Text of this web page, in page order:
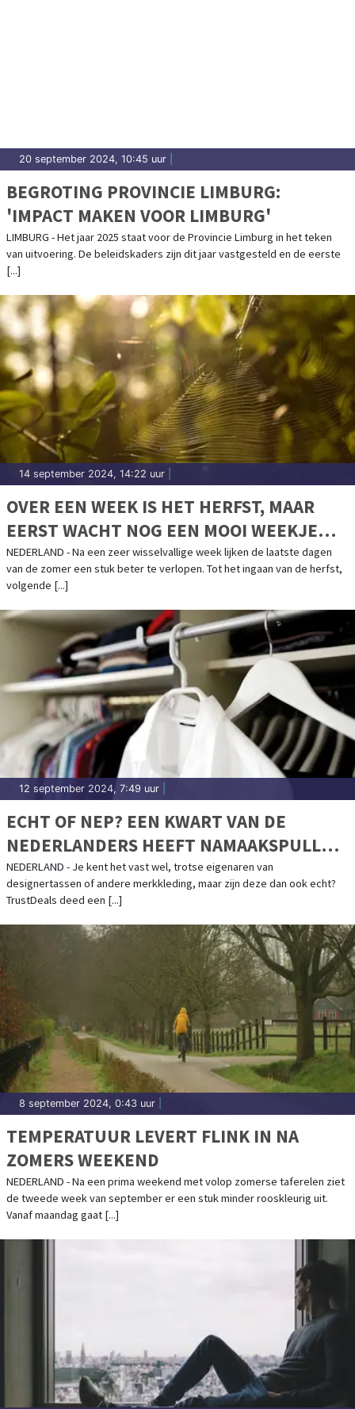
20 september 2024, 10:45 uur
BEGROTING PROVINCIE LIMBURG:
'IMPACT MAKEN VOOR LIMBURG'
LIMBURG - Het jaar 2025 staat voor de Provincie Limburg in het teken
van uitvoering. De beleidskaders zijn dit jaar vastgesteld en de eerste
[...]
14 september 2024, 14:22 uur
OVER EEN WEEK IS HET HERFST, MAAR
EERST WACHT NOG EEN MOOI WEEKJE
NAZOMER
NEDERLAND - Na een zeer wisselvallige week lijken de laatste dagen
van de zomer een stuk beter te verlopen. Tot het ingaan van de herfst,
volgende [...]
12 september 2024, 7:49 uur
ECHT OF NEP? EEN KWART VAN DE
NEDERLANDERS HEEFT NAMAAKSPULLEN
IN DE KAST HANGEN
NEDERLAND - Je kent het vast wel, trotse eigenaren van
designertassen of andere merkkleding, maar zijn deze dan ook echt?
TrustDeals deed een [...]
8 september 2024, 0:43 uur
TEMPERATUUR LEVERT FLINK IN NA
ZOMERS WEEKEND
NEDERLAND - Na een prima weekend met volop zomerse taferelen ziet
de tweede week van september er een stuk minder rooskleurig uit.
Vanaf maandag gaat [...]